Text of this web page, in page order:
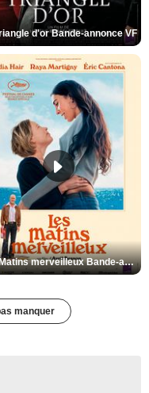
d'or Bande-annonce VF
Les Matins merveilleux Bande-annonce VF
manquer